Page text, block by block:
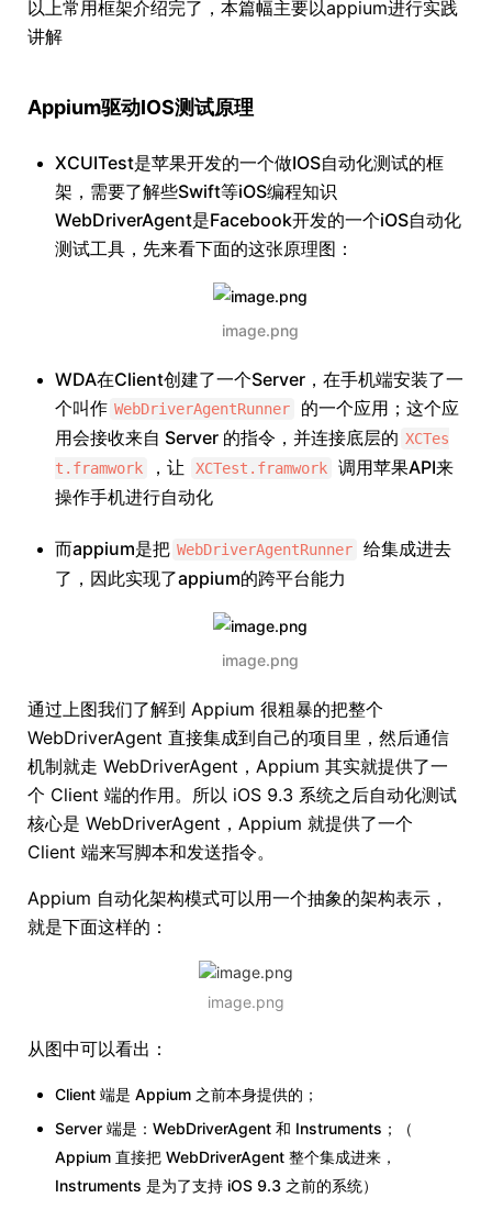
以上常用框架介绍完了，本篇幅主要以appium进行实践
讲解
Appium驱动IOS测试原理
XCUITest是苹果开发的一个做IOS自动化测试的框
架，需要了解些Swift等iOS编程知识
WebDriverAgent是Facebook开发的一个iOS自动化
测试工具，先来看下面的这张原理图：
image.png
WDA在Client创建了一个Server，在手机端安装了一
个叫作 WebDriverAgentRunner
的一个应用；这个应
用会接收来自 Server 的指令，并连接底层的 XCTes
t.framwork
，让 XCTest.framwork
调用苹果API来
操作手机进行自动化
而appium是把 WebDriverAgentRunner
给集成进去
了，因此实现了appium的跨平台能力
image.png
通过上图我们了解到 Appium 很粗暴的把整个
WebDriverAgent 直接集成到自己的项目里，然后通信
机制就走 WebDriverAgent，Appium 其实就提供了一
个 Client 端的作用。所以 iOS 9.3 系统之后自动化测试
核心是 WebDriverAgent，Appium 就提供了一个
Client 端来写脚本和发送指令。
Appium 自动化架构模式可以用一个抽象的架构表示，
就是下面这样的：
image.png
从图中可以看出：
Client 端是 Appium 之前本身提供的；
Server 端是：WebDriverAgent 和 Instruments；（
Appium 直接把 WebDriverAgent 整个集成进来，
Instruments 是为了支持 iOS 9.3 之前的系统）